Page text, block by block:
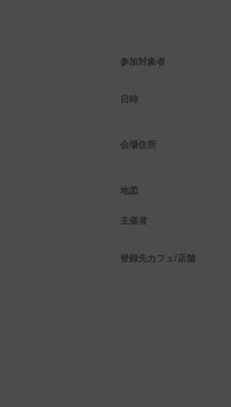
参加対象者
日時
会場住所
地図
主催者
登録先カフェ/店舗